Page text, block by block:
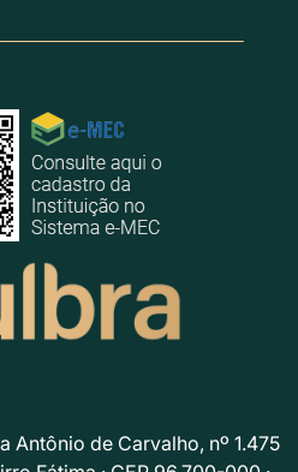
Antônio de Carvalho, nº 1.475